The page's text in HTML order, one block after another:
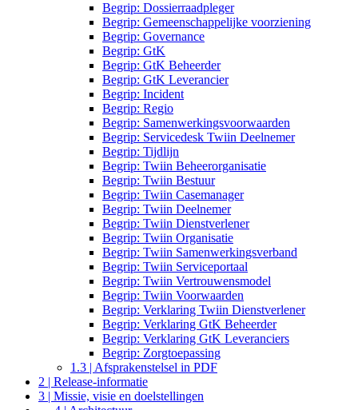
Begrip: Dossierraadpleger
Begrip: Gemeenschappelijke voorziening
Begrip: Governance
Begrip: GtK
Begrip: GtK Beheerder
Begrip: GtK Leverancier
Begrip: Incident
Begrip: Regio
Begrip: Samenwerkingsvoorwaarden
Begrip: Servicedesk Twiin Deelnemer
Begrip: Tijdlijn
Begrip: Twiin Beheerorganisatie
Begrip: Twiin Bestuur
Begrip: Twiin Casemanager
Begrip: Twiin Deelnemer
Begrip: Twiin Dienstverlener
Begrip: Twiin Organisatie
Begrip: Twiin Samenwerkingsverband
Begrip: Twiin Serviceportaal
Begrip: Twiin Vertrouwensmodel
Begrip: Twiin Voorwaarden
Begrip: Verklaring Twiin Dienstverlener
Begrip: Verklaring GtK Beheerder
Begrip: Verklaring GtK Leveranciers
Begrip: Zorgtoepassing
1.3 | Afsprakenstelsel in PDF
2 | Release-informatie
3 | Missie, visie en doelstellingen